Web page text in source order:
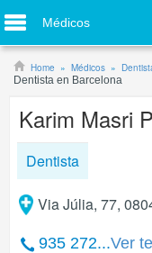
Médicos
Home Médicos
Dentista en Barcelona
Karim Masri
Dentista
Via Júlia, 77,
935 272...Ver